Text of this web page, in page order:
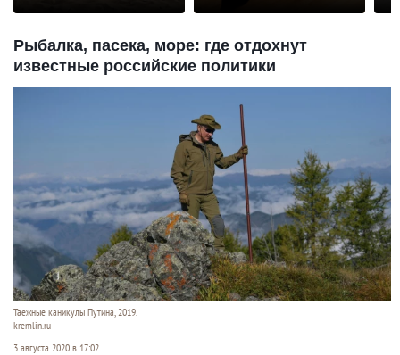
Рыбалка, пасека, море: где отдохнут
известные российские политики
Таежные каникулы Путина, 2019.
kremlin.ru
3 августа 2020 в 17:02